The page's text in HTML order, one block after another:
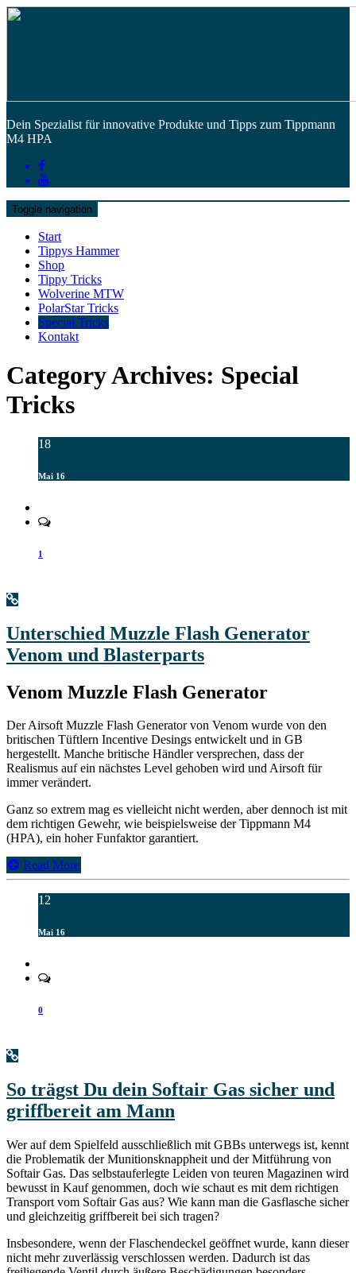
Dein Spezialist für innovative Produkte und Tipps zum Tippmann
M4 HPA
Toggle navigation
Start
Tippys Hammer
Shop
Tippy Tricks
Wolverine MTW
PolarStar Tricks
Special Tricks
Kontakt
Category Archives: Special
Tricks
18
Mai 16
1
Unterschied Muzzle Flash Generator
Venom und Blasterparts
Venom Muzzle Flash Generator
Der Airsoft Muzzle Flash Generator von Venom wurde von den
britischen Tüftlern Incentive Desings entwickelt und in GB
hergestellt. Manche britische Händler versprechen, dass der
Realismus auf ein nächstes Level gehoben wird und Airsoft für
immer verändert.
Ganz so extrem mag es vielleicht nicht werden, aber dennoch ist mit
dem richtigen Gewehr, wie beispielsweise der Tippmann M4
(HPA), ein hoher Funfaktor garantiert.
Read More
12
Mai 16
0
So trägst Du dein Softair Gas sicher und
griffbereit am Mann
Wer auf dem Spielfeld ausschließlich mit GBBs unterwegs ist, kennt
die Problematik der Munitionsknappheit und der Mitführung von
Softair Gas. Das selbstauferlegte Leiden von teuren Magazinen wird
bewusst in Kauf genommen, doch wie schaut es mit dem richtigen
Transport vom Softair Gas aus? Wie kann man die Gasflasche sicher
und gleichzeitig griffbereit bei sich tragen?
Insbesondere, wenn der Flaschendeckel geöffnet wurde, kann dieser
nicht mehr zuverlässig verschlossen werden. Dadurch ist das